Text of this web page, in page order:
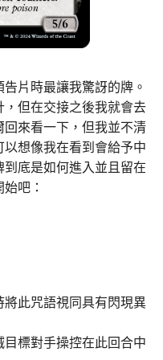
告片時最讓我驚訝的牌。
但在交接之後我就會去
來看一下，但我並不清
想像我在看到會給予中
底是如何進入並且留在
吧：
此咒語視同具有閃現異
標對手操控在此回合中